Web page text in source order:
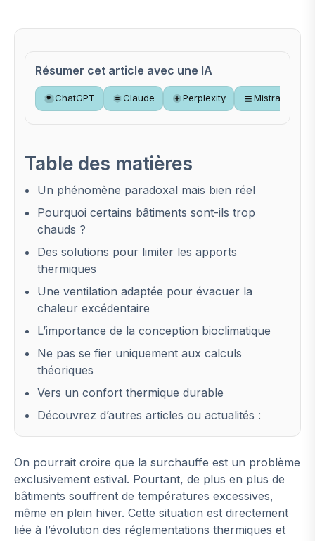
Résumer cet article avec une IA
ChatGPT Claude Perplexity Mistral
Table des matières
Un phénomène paradoxal mais bien réel
Pourquoi certains bâtiments sont-ils trop
chauds ?
Des solutions pour limiter les apports
thermiques
Une ventilation adaptée pour évacuer la
chaleur excédentaire
L’importance de la conception bioclimatique
Ne pas se fier uniquement aux calculs
théoriques
Vers un confort thermique durable
Découvrez d’autres articles ou actualités :
On pourrait croire que la surchauffe est un problème
exclusivement estival. Pourtant, de plus en plus de
bâtiments souffrent de températures excessives,
même en plein hiver. Cette situation est directement
liée à l’évolution des réglementations thermiques et